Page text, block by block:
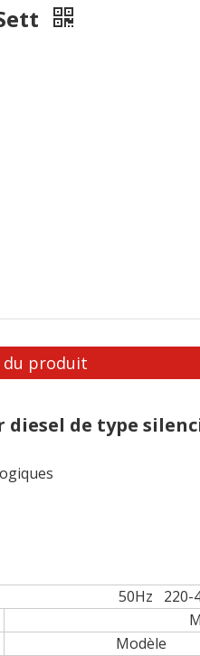
du produit
diesel de type
220-440v
Modèle